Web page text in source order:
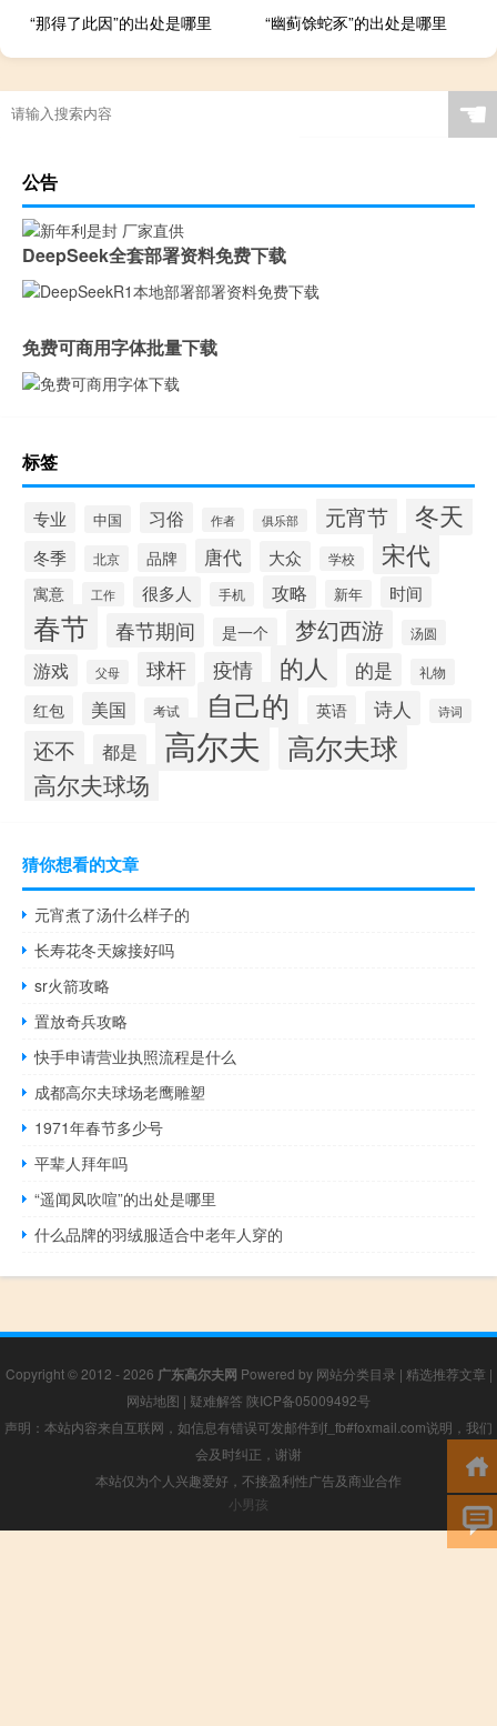
“那得了此因”的出处是哪里
“幽蓟馀蛇豕”的出处是哪里
☚
公告
DeepSeek全套部署资料免费下载
免费可商用字体批量下载
标签
专业 中国 习俗 作者 俱乐部 元宵节 冬天
冬季 北京 品牌 唐代 大众 学校 宋代
寓意 工作 很多人 手机 攻略 新年 时间
春节 春节期间 是一个 梦幻西游 汤圆
游戏 父母 球杆 疫情 的人 的是 礼物
红包 美国 考试 自己的 英语 诗人 诗词
还不 都是 高尔夫 高尔夫球
高尔夫球场
猜你想看的文章
元宵煮了汤什么样子的
长寿花冬天嫁接好吗
sr火箭攻略
置放奇兵攻略
快手申请营业执照流程是什么
成都高尔夫球场老鹰雕塑
1971年春节多少号
平辈人拜年吗
“遥闻凤吹喧”的出处是哪里
什么品牌的羽绒服适合中老年人穿的
Copyright © 2012 - 2026 广东高尔夫网 Powered by 网站分类目录 | 精选推荐文章 |
网站地图 | 疑难解答 陕ICP备05009492号
声明：本站内容来自互联网，如信息有错误可发邮件到f_fb#foxmail.com说明，我们
会及时纠正，谢谢
本站仅为个人兴趣爱好，不接盈利性广告及商业合作
小男孩